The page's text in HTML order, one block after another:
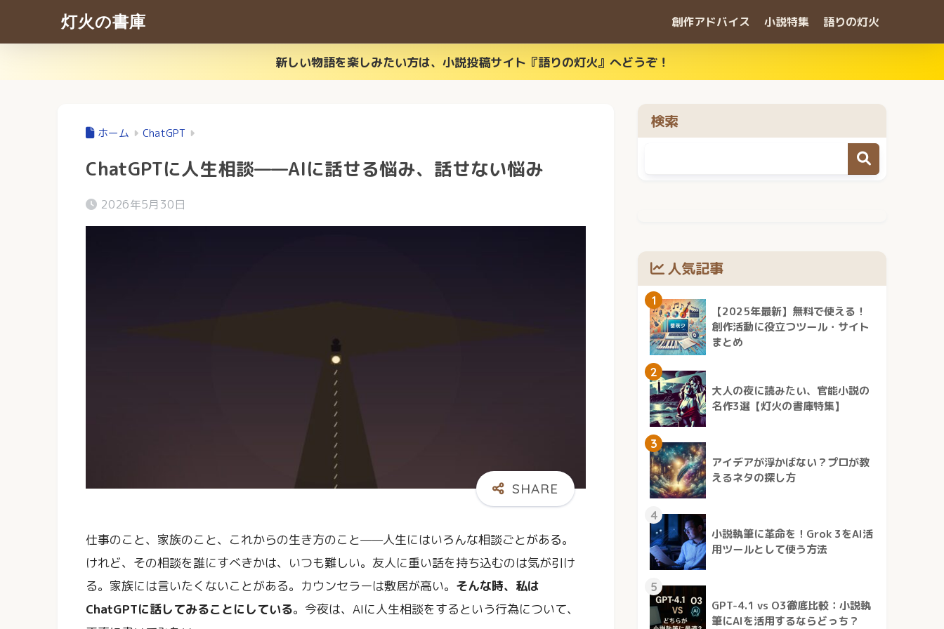
灯火の書庫 創作アドバイス 小説特集 語りの灯火
新しい物語を楽しみたい方は、小説投稿サイト『語りの灯火』へどうぞ！
ホーム ChatGPT
ChatGPTに人生相談——AIに話せる悩み、話せない悩み
2026年5月30日
仕事のこと、家族のこと、これからの生き方のこと——人生にはいろんな相談ごとがある。
けれど、その相談を誰にすべきかは、いつも難しい。友人に重い話を持ち込むのは気が引け
る。家族には言いたくないことがある。カウンセラーは敷居が高い。 そんな時、私は
ChatGPTに話してみることにしている。今夜は、AIに人生相談をするという行為について、
検索
人気記事
1
【2025年最新】無料で使える！
創作活動に役立つツール・サイト
まとめ
2
大人の夜に読みたい、官能小説の
名作3選【灯火の書庫特集】
3
アイデアが浮かばない？プロが教
えるネタの探し方
4
小説執筆に革命を！Grok 3をAI活
用ツールとして使う方法
5
GPT-4.1 vs O3徹底比較：小説執
筆にAIを活用するならどっち？